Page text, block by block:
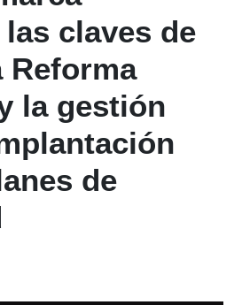
claves de
Reforma
la gestión
de